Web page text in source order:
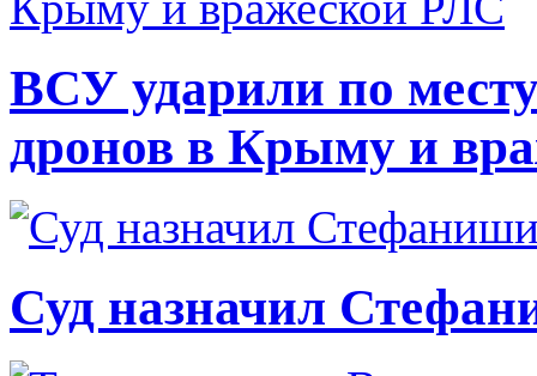
ВСУ ударили по
дронов в Крыму и
Суд назначил